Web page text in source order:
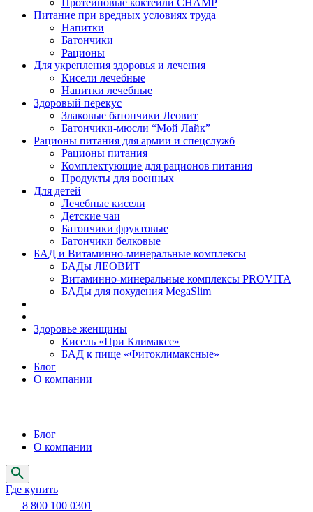
Протеиновые коктейли CHAMP
Питание при вредных условиях труда
Напитки
Батончики
Рационы
Для укрепления здоровья и лечения
Кисели лечебные
Напитки лечебные
Здоровый перекус
Злаковые батончики Леовит
Батончики-мюсли “Мой Лайк”
Рационы питания для армии и спецслужб
Рационы питания
Комплектующие для рационов питания
Продукты для военных
Для детей
Лечебные кисели
Детские чаи
Батончики фруктовые
Батончики белковые
БАД и Витаминно-минеральные комплексы
БАДы ЛЕОВИТ
Витаминно-минеральные комплексы PROVITA
БАДы для похудения MegaSlim
Здоровье женщины
Кисель «При Климаксе»
БАД к пище «Фитоклимаксные»
Блог
О компании
Блог
О компании
Где купить
8 800 100 0301